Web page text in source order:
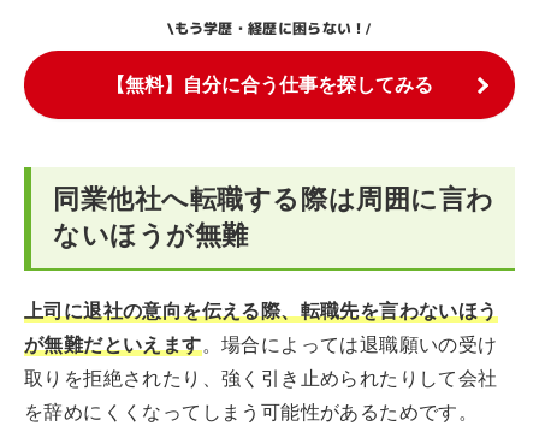
\もう学歴・経歴に困らない！/
【無料】自分に合う仕事を探してみる
同業他社へ転職する際は周囲に言わ
ないほうが無難
上司に退社の意向を伝える際、転職先を言わないほう
が無難だといえます。場合によっては退職願いの受け
取りを拒絶されたり、強く引き止められたりして会社
を辞めにくくなってしまう可能性があるためです。